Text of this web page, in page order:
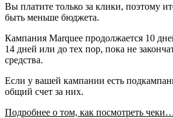
Вы платите только за клики, поэтому
быть меньше бюджета.
Кампания Marquee продолжается 10
14 дней или до тех пор, пока не
средства.
Если у вашей кампании есть
общий счет за них.
Подробнее о том, как посмотреть